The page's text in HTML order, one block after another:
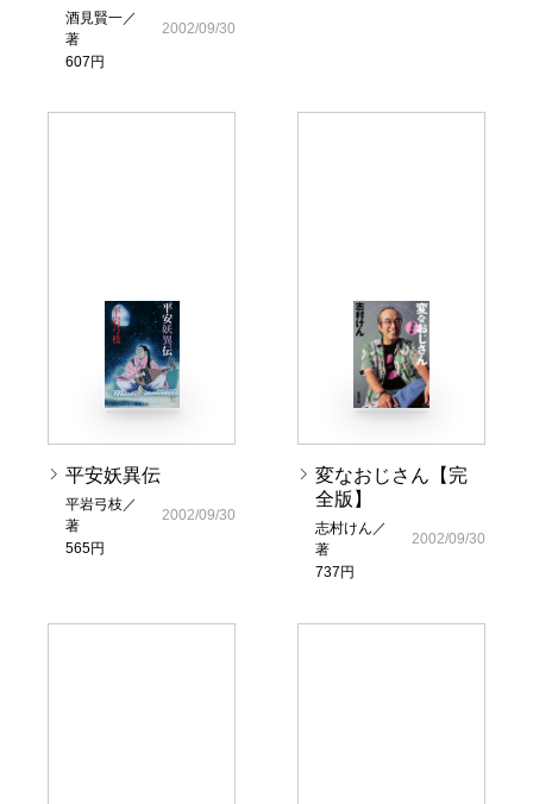
酒見賢一／
著
607円
2002/09/30
平安妖異伝
平岩弓枝／
著
565円
2002/09/30
変なおじさん【完
全版】
志村けん／
著
737円
2002/09/30